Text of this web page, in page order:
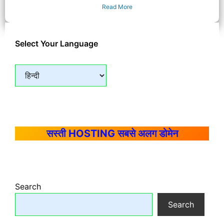
Read More
Select Your Language
सस्ती HOSTING सबसे अलग डोमेन
Search
Search